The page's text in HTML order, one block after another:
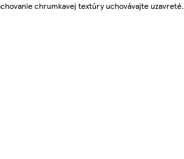
chrumkavej textúry uchovávajte uzavreté.